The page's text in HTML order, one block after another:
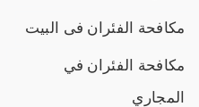
مكافحة الفئران فى البيت
مكافحة الفئران في
المجاري